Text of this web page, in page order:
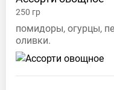
250 гр
помидоры, огурцы,
оливки.